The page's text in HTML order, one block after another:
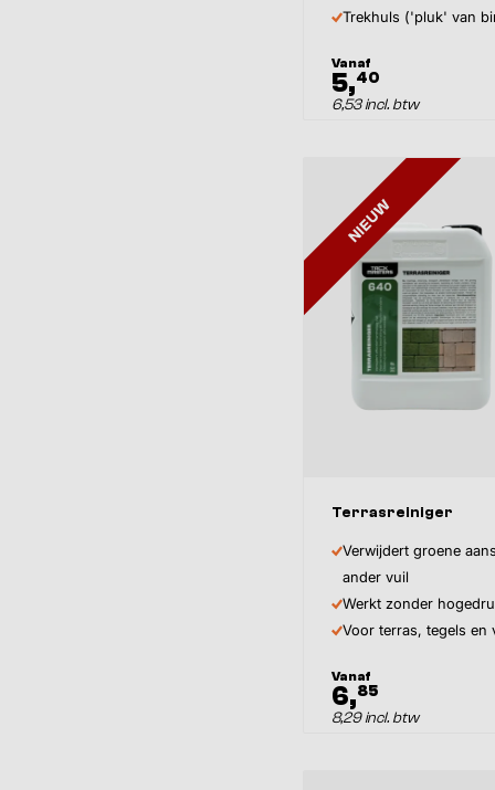
Inhoud
Trekhuls ('pluk' van
Vanaf
5,40
6,53 incl. btw
NIEUW
Terrasreiniger
Verwijdert groene
ander vuil
Werkt zonder
Voor terras, tegels en
Vanaf
6,85
8,29 incl. btw